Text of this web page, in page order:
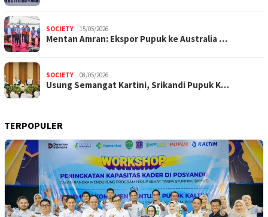
SOCIETY 15/05/2026
Mentan Amran: Ekspor Pupuk ke Australia …
SOCIETY 08/05/2026
Usung Semangat Kartini, Srikandi Pupuk K…
TERPOPULER